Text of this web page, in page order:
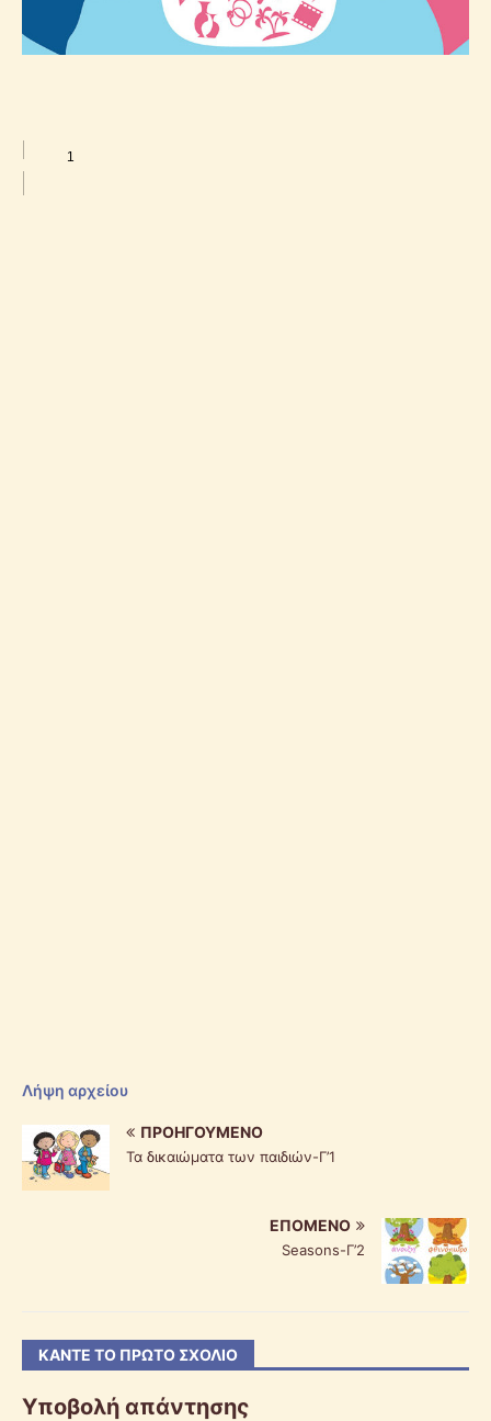
Λήψη αρχείου
ΠΡΟΗΓΟΎΜΕΝΟ
Τα δικαιώματα των παιδιών-Γ’1
ΕΠΌΜΕΝΟ
Seasons-Γ’2
ΚΆΝΤΕ ΤΟ ΠΡΏΤΟ ΣΧΌΛΙΟ
Υποβολή απάντησης